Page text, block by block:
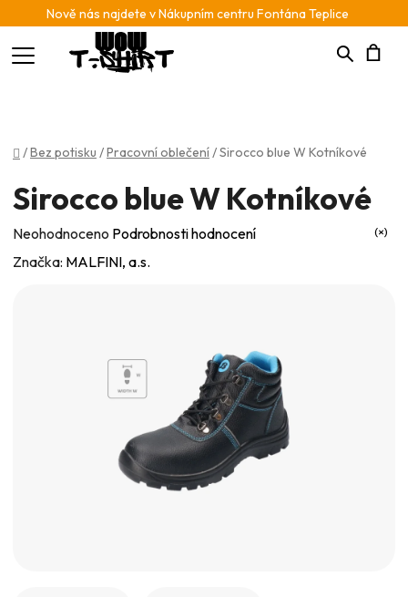
Nově nás najdete v Nákupním centru Fontána Teplice
Hledat
Domů
/Bez potisku /Pracovní oblečení/Sirocco blue W Kotníkové
Sirocco blue W Kotníkové
Průměrné
hodnocení
Neohodnoceno Podrobnosti hodnocení
Značka: MALFINI, a.s.